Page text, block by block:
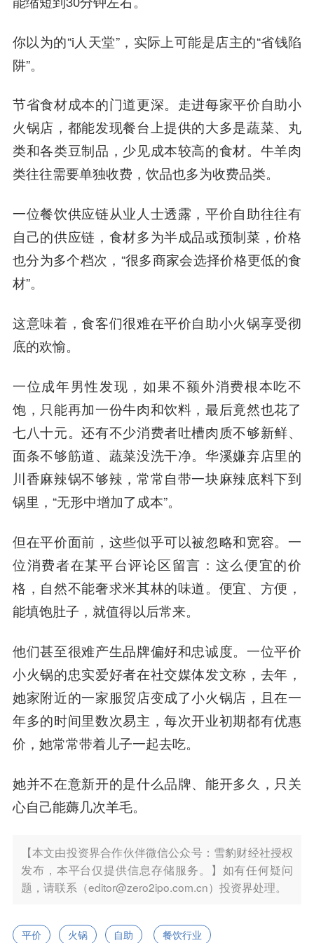
你以为的“i人天堂”，实际上可能是店主的“省钱陷
阱”。
节省食材成本的门道更深。走进每家平价自助小
火锅店，都能发现餐台上提供的大多是蔬菜、丸
类和各类豆制品，少见成本较高的食材。牛羊肉
类往往需要单独收费，饮品也多为收费品类。
一位餐饮供应链从业人士透露，平价自助往往有
自己的供应链，食材多为半成品或预制菜，价格
也分为多个档次，“很多商家会选择价格更低的食
材”。
这意味着，食客们很难在平价自助小火锅享受彻
底的欢愉。
一位成年男性发现，如果不额外消费根本吃不
饱，只能再加一份牛肉和饮料，最后竟然也花了
七八十元。还有不少消费者吐槽肉质不够新鲜、
面条不够筋道、蔬菜没洗干净。华溪嫌弃店里的
川香麻辣锅不够辣，常常自带一块麻辣底料下到
锅里，“无形中增加了成本”。
但在平价面前，这些似乎可以被忽略和宽容。一
位消费者在某平台评论区留言：这么便宜的价
格，自然不能奢求米其林的味道。便宜、方便，
能填饱肚子，就值得以后常来。
他们甚至很难产生品牌偏好和忠诚度。一位平价
小火锅的忠实爱好者在社交媒体发文称，去年，
她家附近的一家服贸店变成了小火锅店，且在一
年多的时间里数次易主，每次开业初期都有优惠
价，她常常带着儿子一起去吃。
她并不在意新开的是什么品牌、能开多久，只关
心自己能薅几次羊毛。
【本文由投资界合作伙伴微信公众号：雪豹财经社授权
发布，本平台仅提供信息存储服务。】如有任何疑问
题，请联系（editor@zero2ipo.com.cn）投资界处理。
平价 火锅 自助 餐饮行业